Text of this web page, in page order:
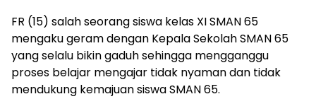
FR (15) salah seorang siswa kelas XI SMAN 65
mengaku geram dengan Kepala Sekolah SMAN 65
yang selalu bikin gaduh sehingga mengganggu
proses belajar mengajar tidak nyaman dan tidak
mendukung kemajuan siswa SMAN 65.